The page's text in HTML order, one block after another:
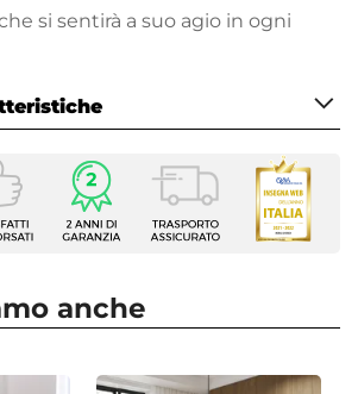
si sentirà a suo agio in ogni
anche